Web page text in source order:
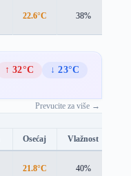
22.6°C 38%
↑ 32°C
↓ 23°C
Prevucite za više →
Osećaj Vlažnost
21.8°C 40%